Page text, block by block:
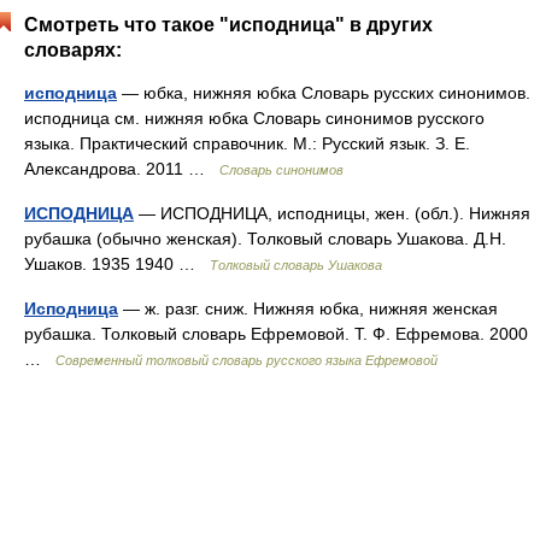
Смотреть что такое "исподница" в других
словарях:
исподница — юбка, нижняя юбка Словарь русских синонимов.
исподница см. нижняя юбка Словарь синонимов русского
языка. Практический справочник. М.: Русский язык. З. Е.
Александрова. 2011 …
Словарь синонимов
ИСПОДНИЦА — ИСПОДНИЦА, исподницы, жен. (обл.). Нижняя
рубашка (обычно женская). Толковый словарь Ушакова. Д.Н.
Ушаков. 1935 1940 …
Толковый словарь Ушакова
Исподница — ж. разг. сниж. Нижняя юбка, нижняя женская
рубашка. Толковый словарь Ефремовой. Т. Ф. Ефремова. 2000
Современный толковый словарь русского языка Ефремовой